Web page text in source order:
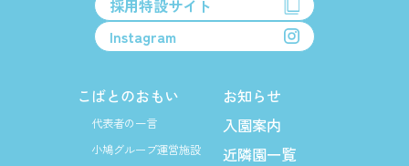
採用特設サイト
Instagram
こばとのおもい
代表者の一言
小鳩グループ運営施設
お知らせ
入園案内
近隣園一覧